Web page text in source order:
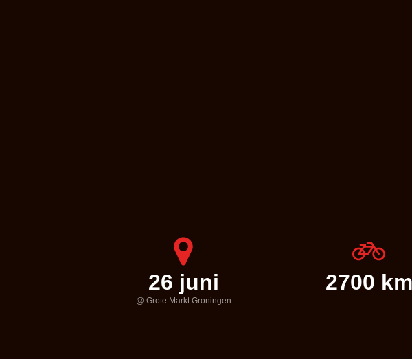
26 juni
@ Grote Markt Groningen
2700 km